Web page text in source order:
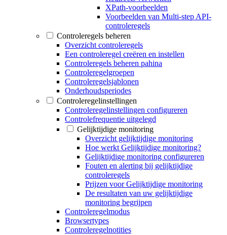
XPath-voorbeelden
Voorbeelden van Multi-step API-
controleregels
Controleregels beheren
Overzicht controleregels
Een controleregel creëren en instellen
Controleregels beheren pahina
Controleregelgroepen
Controleregelsjablonen
Onderhoudsperiodes
Controleregelinstellingen
Controleregelinstellingen configureren
Controlefrequentie uitgelegd
Gelijktijdige monitoring
Overzicht gelijktijdige monitoring
Hoe werkt Gelijktijdige monitoring?
Gelijktijdige monitoring configureren
Fouten en alerting bij gelijktijdige
controleregels
Prijzen voor Gelijktijdige monitoring
De resultaten van uw gelijktijdige
monitoring begrijpen
Controleregelmodus
Browsertypes
Controleregelnotities